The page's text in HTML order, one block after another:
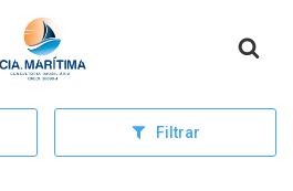
Página inicial
Filtrar